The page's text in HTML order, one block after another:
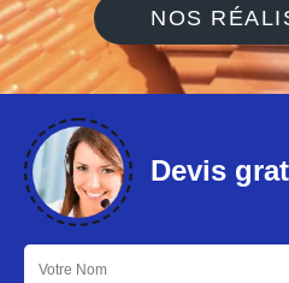
NOS
Devis